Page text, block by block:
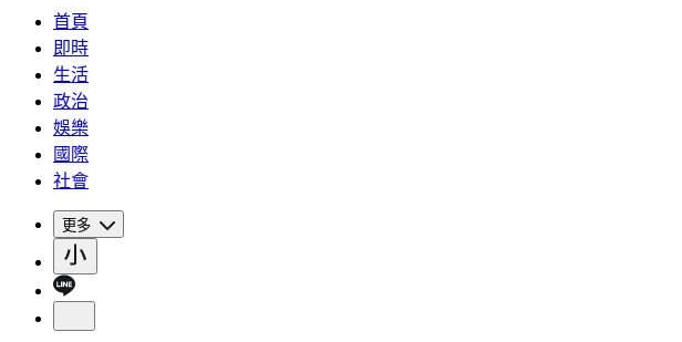
首頁
即時
生活
政治
娛樂
國際
社會
更多